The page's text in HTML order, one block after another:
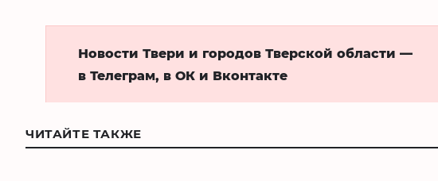
Новости Твери и городов Тверской области —
в Телеграм, в ОК и Вконтакте
ЧИТАЙТЕ ТАКЖЕ